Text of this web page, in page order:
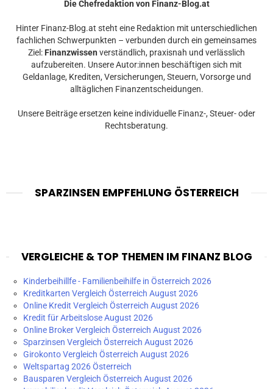
Die Chefredaktion von Finanz-Blog.at
Hinter Finanz-Blog.at steht eine Redaktion mit unterschiedlichen
fachlichen Schwerpunkten – verbunden durch ein gemeinsames
Ziel: Finanzwissen verständlich, praxisnah und verlässlich
aufzubereiten. Unsere Autor:innen beschäftigen sich mit
Geldanlage, Krediten, Versicherungen, Steuern, Vorsorge und
alltäglichen Finanzentscheidungen.
Unsere Beiträge ersetzen keine individuelle Finanz-, Steuer- oder
Rechtsberatung.
SPARZINSEN EMPFEHLUNG ÖSTERREICH
VERGLEICHE & TOP THEMEN IM FINANZ BLOG
Kinderbeihillfe - Familienbeihilfe in Österreich 2026
Kreditkarten Vergleich Österreich August 2026
Online Kredit Vergleich Österreich August 2026
Kredit für Arbeitslose August 2026
Online Broker Vergleich Österreich August 2026
Sparzinsen Vergleich Österreich August 2026
Girokonto Vergleich Österreich August 2026
Weltspartag 2026 Österreich
Bausparen Vergleich Österreich August 2026